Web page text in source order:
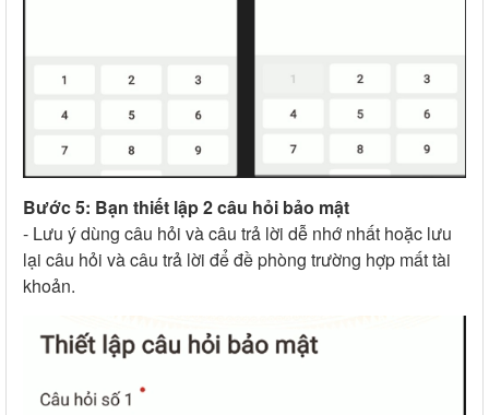
Bước 5: Bạn thiết lập 2 câu hỏi bảo mật
- Lưu ý dùng câu hỏi và câu trả lời dễ nhớ nhất hoặc lưu
lại câu hỏi và câu trả lời để đề phòng trường hợp mất tài
khoản.